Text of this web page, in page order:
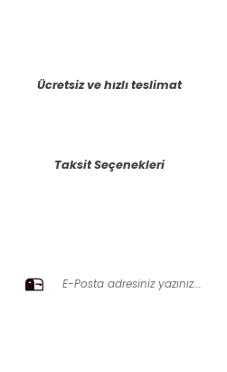
Ürün bilgilerinde hatalar bulunuyor.
Ücretsiz ve hızlı teslimat
Taksit Seçenekleri